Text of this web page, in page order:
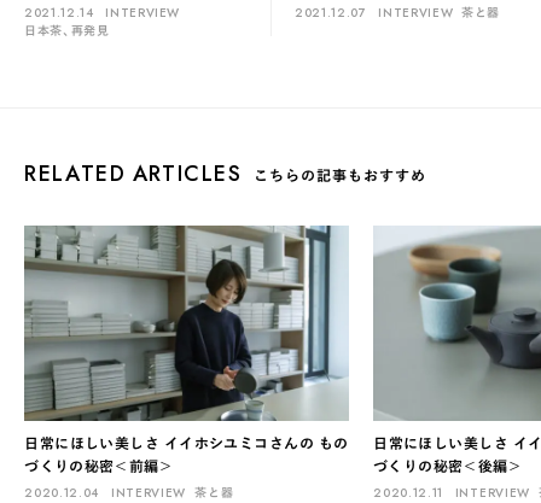
2021.12.14
INTERVIEW
日本茶、再発見
2021.12.07 INTERVIEW 茶と器
RELATED ARTICLES こちらの記事もおすすめ
日常にほしい美しさ イイホシユミコさんの もの
づくりの秘密＜前編＞
2020.12.04 INTERVIEW 茶と器
日常にほしい美しさ イ
づくりの秘密＜後編＞
2020.12.11 INTERVIEW